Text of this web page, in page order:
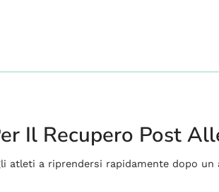
Il Recupero Post
atleti a riprendersi rapidamente dopo